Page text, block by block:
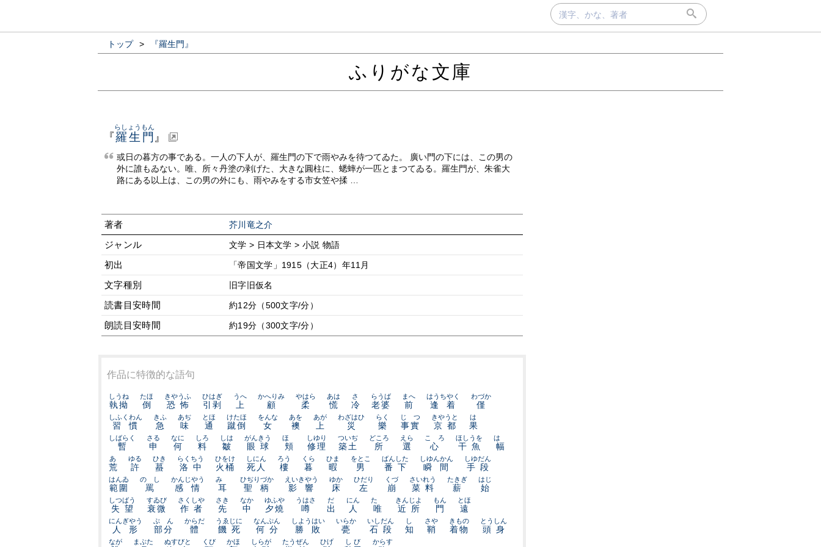
トップ > 『羅生門』
ふりがな文庫
『羅生門
らしょうもん
』
或日の暮方の事である。一人の下人が、羅生門の下で雨やみを待つてゐた。 廣い門の下には、この男の
外に誰もゐない。唯、所々丹塗の剥げた、大きな圓柱に、蟋蟀が一匹とまつてゐる。羅生門が、朱雀大
路にある以上は、この男の外にも、雨やみをする市女笠や揉 …
著者 芥川竜之介
ジャンル 文学 > 日本文学 > 小説 物語
初出 「帝国文学」1915（大正4）年11月
文字種別 旧字旧仮名
読書目安時間 約12分（500文字/分）
朗読目安時間 約19分（300文字/分）
作品に特徴的な語句
執拗
しうね
倒
たほ
恐怖
きやうふ
引剥
ひはぎ
上
うへ
顧
かへりみ
柔
やはら
慌
あは
冷
さ
老婆
らうば
前
まへ
逢着
はうちやく
僅
わづか
習慣
しふくわん
急
きふ
味
あぢ
通
とほ
蹴倒
けたほ
女
をんな
襖
あを
上
あが
災
わざはひ
樂
らく
事實
じゞつ
京都
きやうと
果
は
暫
しばらく
申
さる
何
なに
料
しろ
皺
しは
眼球
がんきう
頬
ほゝ
修理
しゆり
築土
ついぢ
所
どころ
選
えら
心
こゝろ
干魚
ほしうを
幅
はゞ
荒
あ
許
ゆる
蟇
ひき
洛中
らくちう
火桶
ひをけ
死人
しにん
樓
ろう
暮
くら
暇
ひま
男
をとこ
番下
ばんした
瞬間
しゆんかん
手段
しゆだん
範圍
はんゐ
罵
のゝし
感情
かんじやう
耳
みゝ
聖柄
ひぢりづか
影響
えいきやう
床
ゆか
左
ひだり
崩
くづ
菜料
さいれう
薪
たきぎ
始
はじ
失望
しつばう
衰微
すゐび
作者
さくしや
先
さき
中
なか
夕燒
ゆふや
噂
うはさ
出
だ
人
にん
唯
たゞ
近所
きんじよ
門
もん
遠
とほ
人形
にんぎやう
部分
ぶゞん
體
からだ
饑死
うゑじに
何分
なんぷん
勝敗
しようはい
甍
いらか
石段
いしだん
知
し
鞘
さや
着物
きもの
頭身
とうしん
なが まぶた ぬすびと くび かほ しらが たうぜん ひげ しび からす